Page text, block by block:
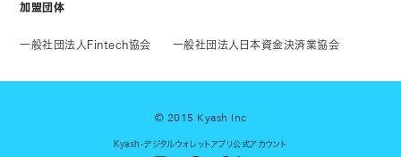
加盟団体
一般社団法人Fintech協会 一般社団法人日本資金決済業協会
© 2015 Kyash Inc
Kyash-デジタルウォレットアプリ公式アカウント